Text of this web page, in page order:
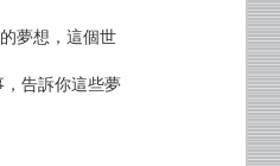
夢想，這個世
告訴你這些夢